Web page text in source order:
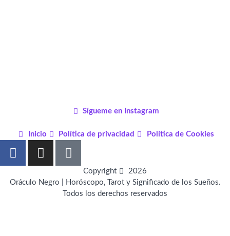
Sígueme en Instagram
Inicio Política de privacidad Política de Cookies
F
a
e
I
n
t
P
i
t
e
Copyright
2026
Oráculo Negro | Horóscopo, Tarot y Significado de los Sueños.
Todos los derechos reservados